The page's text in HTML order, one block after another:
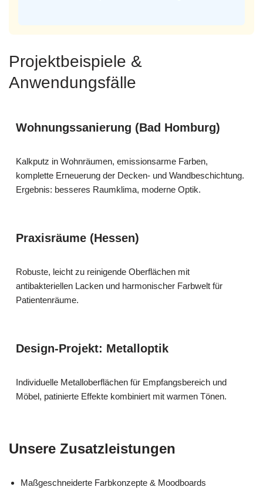
Projektbeispiele &
Anwendungsfälle
Wohnungssanierung (Bad Homburg)
Kalkputz in Wohnräumen, emissionsarme Farben,
komplette Erneuerung der Decken- und Wandbeschichtung.
Ergebnis: besseres Raumklima, moderne Optik.
Praxisräume (Hessen)
Robuste, leicht zu reinigende Oberflächen mit
antibakteriellen Lacken und harmonischer Farbwelt für
Patientenräume.
Design-Projekt: Metalloptik
Individuelle Metalloberflächen für Empfangsbereich und
Möbel, patinierte Effekte kombiniert mit warmen Tönen.
Unsere Zusatzleistungen
Maßgeschneiderte Farbkonzepte & Moodboards